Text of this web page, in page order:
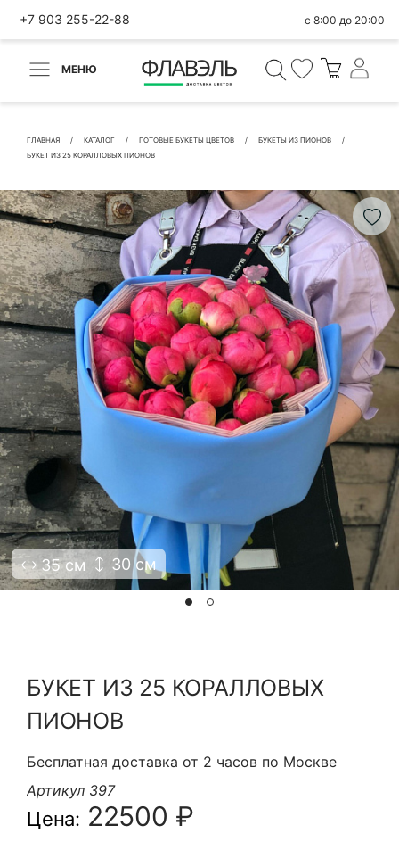
+7 903 255-22-88 с 8:00 до 20:00
МЕНЮ
ГЛАВНАЯ КАТАЛОГ ГОТОВЫЕ БУКЕТЫ ЦВЕТОВ
БУКЕТЫ ИЗ ПИОНОВ
БУКЕТ ИЗ 25 КОРАЛЛОВЫХ ПИОНОВ
35 см 30 см
БУКЕТ ИЗ 25 КОРАЛЛОВЫХ
ПИОНОВ
Бесплатная доставка от 2 часов по Москве
Артикул 397
Цена: 22500 ₽
ВЕРНУТЬСЯ
Быстрая покупка
КОНТАКТНЫЕ ДАННЫЕ
БЫСТРАЯ ПОКУПКА
Я принимаю Политику конфиденциальности и
Правила использования сайта ФЛАВЭЛЬ. Мы не
продаем ваши данные и храним их в безопасности